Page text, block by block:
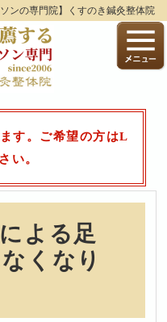
ンの専門院】くすのき鍼灸整体院
す。ご希望の方はL
い。
よる足
くなり